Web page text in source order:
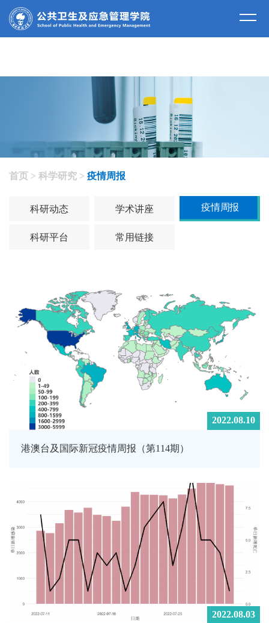
首页 > 科学研究 > 疫情周报
科研动态 学术讲座 疫情周报
科研平台 常用链接
2022.08.10
港澳台及国际新冠疫情周报（第114期）
2022.08.03